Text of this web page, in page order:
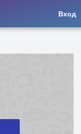
Вход